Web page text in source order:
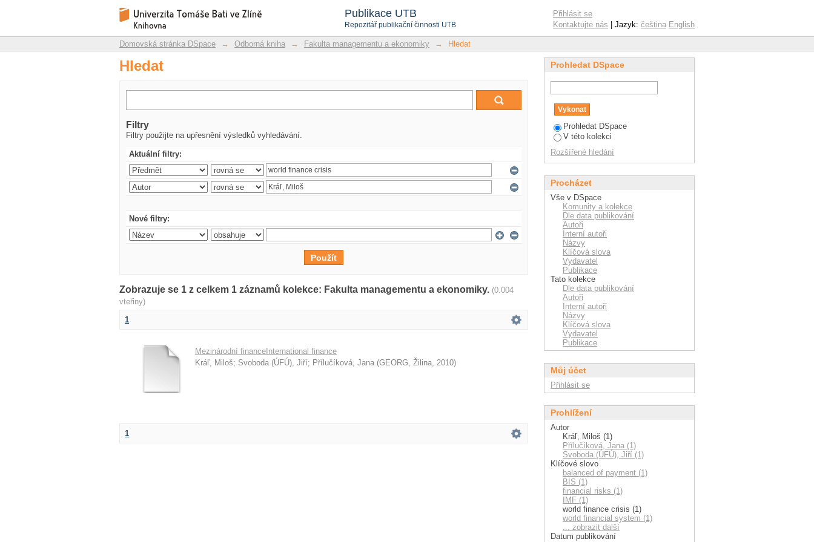
Publikace UTB
Repozitář publikační činnosti UTB
Hledat
Repozitář DSpace/Manakin
Přihlásit se
Kontaktujte nás | Jazyk: čeština English
Domovská stránka DSpace → Odborná kniha → Fakulta managementu a ekonomiky → Hledat
Hledat
Filtry
Filtry použijte na upřesnění výsledků vyhledávání.
Aktuální filtry:
Nové filtry:
Zobrazuje se 1 z celkem 1 záznamů kolekce: Fakulta managementu a ekonomiky. (0.004
vteřiny)
1
Mezinárodní financeInternational finance
Kráľ, Miloš; Svoboda (ÚFÚ), Jiří; Přílučíková, Jana (GEORG, Žilina, 2010)
1
Prohledat DSpace
Prohledat DSpace
V této kolekci
Rozšířené hledání
Procházet
Vše v DSpace
Komunity a kolekce
Dle data publikování
Autoři
Interní autoři
Názvy
Klíčová slova
Vydavatel
Publikace
Tato kolekce
Dle data publikování
Autoři
Interní autoři
Názvy
Klíčová slova
Vydavatel
Publikace
Můj účet
Přihlásit se
Prohlížení
Autor
Kráľ, Miloš (1)
Přílučíková, Jana (1)
Svoboda (ÚFÚ), Jiří (1)
Klíčové slovo
balanced of payment (1)
BIS (1)
financial risks (1)
IMF (1)
world finance crisis (1)
world financial system (1)
... zobrazit další
Datum publikování